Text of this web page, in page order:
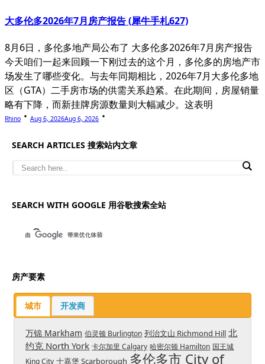
大多伦多2026年7月房产报告 (犀牛手札627)
8月6日，多伦多地产局公布了 大多伦多2026年7月房产报告
今天咱们一起来回顾一下刚过去的这个月，多伦多的房地产市
场发生了哪些变化。与去年同期相比，2026年7月大多伦多地
区（GTA）二手房市场的供需关系趋紧。在此期间，房屋销量
略有下降，而新挂牌房源数量则大幅减少。这表明
Rhino Aug 6, 2026Aug 6, 2026
SEARCH ARTICLES 搜索站内文章
SEARCH WITH GOOGLE 用谷歌搜索全站
房产要素
城市 开发商
万锦 Markham 伯灵顿 Burlington 列治文山 Richmond Hill 北
约克 North York 卡尔加里 Calgary 哈密尔顿 Hamilton 国王城
King City 士嘉堡 Scarborough 多伦多市 City of